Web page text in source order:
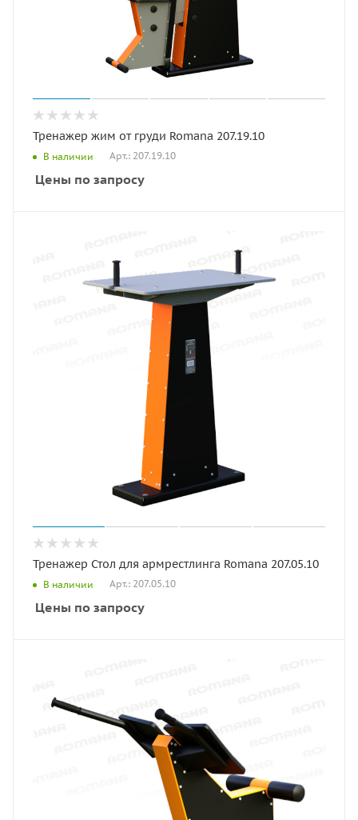
Тренажер жим от груди Romana 207.19.10
В наличии Арт.: 207.19.10
Цены по запросу
Тренажер Стол для армрестлинга Romana 207.05.10
В наличии Арт.: 207.05.10
Цены по запросу